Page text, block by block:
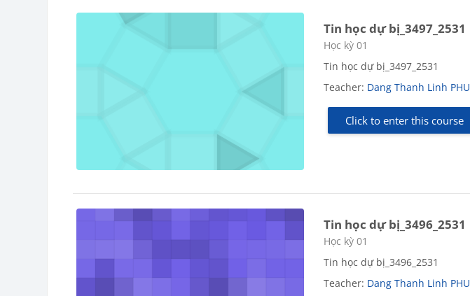
Tin học dự bị_3497_2531
Course category
Học kỳ 01
Tin học dự bị_3497_2531
Teacher: Dang Thanh Linh PHU
Click to enter this course
Tin học dự bị_3496_2531
Course category
Học kỳ 01
Tin học dự bị_3496_2531
Teacher: Dang Thanh Linh PHU